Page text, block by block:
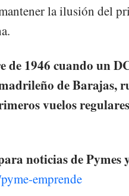
la ilusión del
de 1946 cuando un
de Barajas,
vuelos
noticias de Pymes
emprende